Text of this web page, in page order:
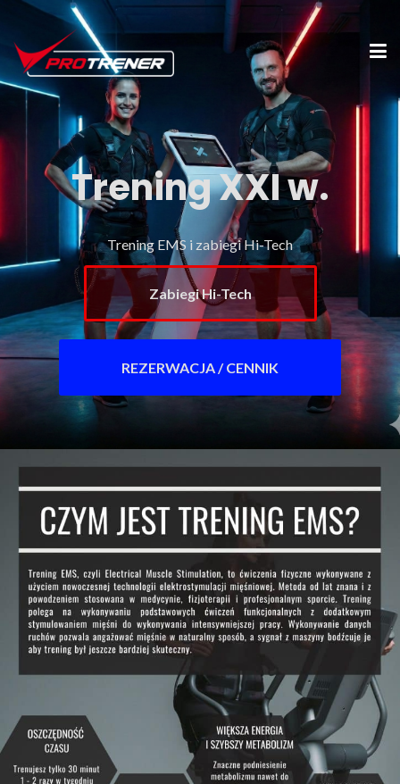
Trening XXI w.
Trening EMS i zabiegi Hi-Tech
Zabiegi Hi-Tech
REZERWACJA / CENNIK